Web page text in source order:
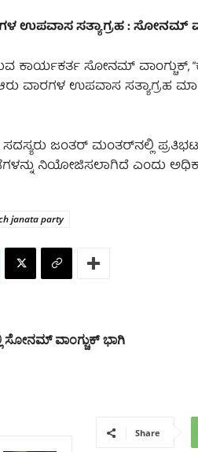
ಉಪವಾಸ ಸತ್ಯಾಗ್ರಹ : ಸೋನಮ್
ಕಾರ್ಯಕರ್ತ ಸೋನಮ್ ವಾಂಗ್ಚುಕ್,
ವಾರಗಳ ಉಪವಾಸ ಸತ್ಯಾಗ್ರಹ
ಜಂತರ್ ಮಂತರ್‌ನಲ್ಲಿ
ನಿಯೋಜಿಸಲಾಗಿದೆ ಎಂದು
janata party
ಸೋನಮ್ ವಾಂಗ್ಚುಕ್ ಭಾಗಿ
Share